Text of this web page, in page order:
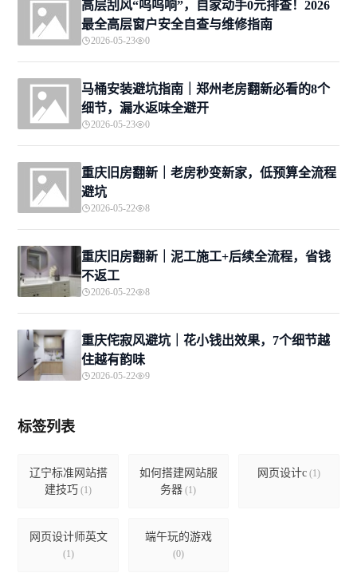
高层刮风“呜呜响”，自家动手0元排查！2026
最全高层窗户安全自查与维修指南
2026-05-23 0
马桶安装避坑指南｜郑州老房翻新必看的8个
细节，漏水返味全避开
2026-05-23 0
重庆旧房翻新｜老房秒变新家，低预算全流程
避坑
2026-05-22 8
重庆旧房翻新｜泥工施工+后续全流程，省钱
不返工
2026-05-22 8
重庆侘寂风避坑｜花小钱出效果，7个细节越
住越有韵味
2026-05-22 9
标签列表
辽宁标准网站搭
建技巧 (1)
如何搭建网站服
务器 (1)
网页设计c(1)
网页设计师英文
(1)
端午玩的游戏
(0)